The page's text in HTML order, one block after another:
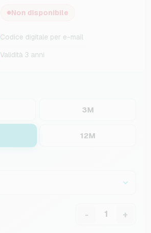
Non disponibile
Codice digitale per e-mail
Validità 3 anni
3M
12M
- +